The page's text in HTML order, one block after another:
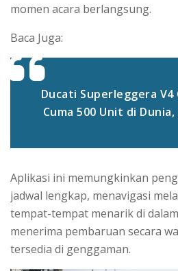
momen acara berlangsung.
Baca Juga:
Ducati Superleggera
Cuma 500 Unit di
Aplikasi ini memungkinkan
jadwal lengkap, menavigasi
tempat-tempat menarik di
menerima pembaruan secara
tersedia di genggaman.